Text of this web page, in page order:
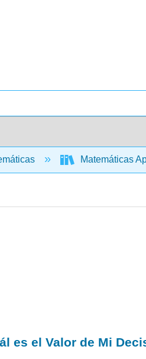
Matemáticas
es el Valor de Mi